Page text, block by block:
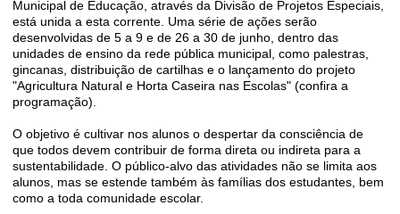
Municipal de Educação, através da Divisão de Projetos Especiais,
está unida a esta corrente. Uma série de ações serão
desenvolvidas de 5 a 9 e de 26 a 30 de junho, dentro das
unidades de ensino da rede pública municipal, como palestras,
gincanas, distribuição de cartilhas e o lançamento do projeto
"Agricultura Natural e Horta Caseira nas Escolas" (confira a
programação).
O objetivo é cultivar nos alunos o despertar da consciência de
que todos devem contribuir de forma direta ou indireta para a
sustentabilidade. O público-alvo das atividades não se limita aos
alunos, mas se estende também às famílias dos estudantes, bem
como a toda comunidade escolar.